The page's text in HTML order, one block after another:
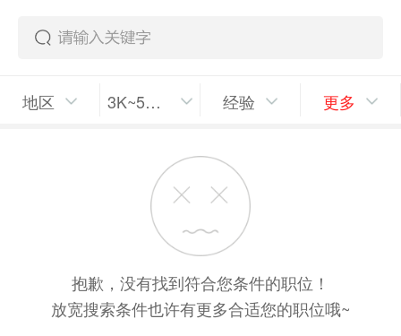
地区 3K~5K/月 经验 更多
抱歉，没有找到符合您条件的职位！
放宽搜索条件也许有更多合适您的职位哦~